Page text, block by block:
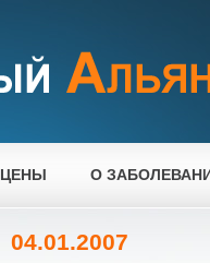
ЦЕНЫ О
04.01.2007